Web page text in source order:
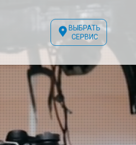
ВЫБРАТЬ
СЕРВИС